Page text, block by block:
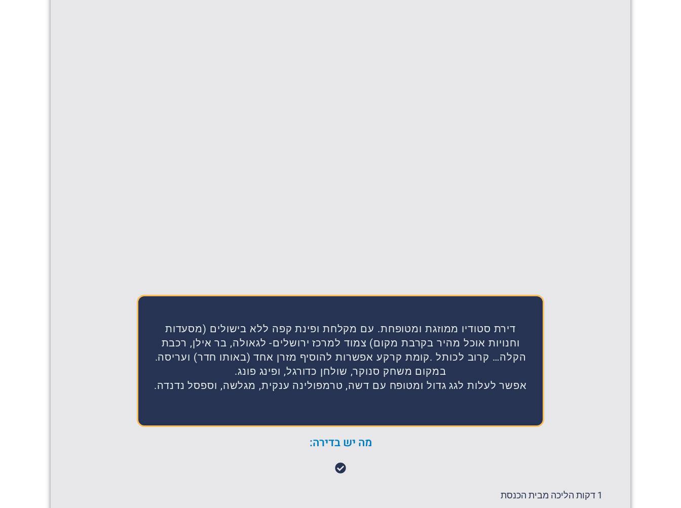
דירת סטודיו ממוזגת ומטופחת. עם מקלחת ופינת קפה ללא בישולים (מסעדות
וחנויות אוכל מהיר בקרבת מקום) צמוד למרכז ירושלים- לגאולה, בר אילן, רכבת
הקלה… קרוב לכותל .קומת קרקע אפשרות להוסיף מזרן אחד (באותו חדר) ועריסה.
במקום משחק סנוקר, שולחן כדורגל, ופינג פונג.
אפשר לעלות לגג גדול ומטופח עם דשה, טרמפולינה ענקית, מגלשה, וספסל נדנדה.
מה יש בדירה:
1 דקות הליכה מבית הכנסת